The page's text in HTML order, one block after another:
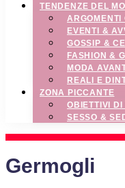
TENDENZE DEL
ARGOMENTI
EVENTI &
GOSSIP &
FASHION &
MODA
REALI E
ZONA PICCANTE
OBIETTIVI DI
SESSO &
Germogli